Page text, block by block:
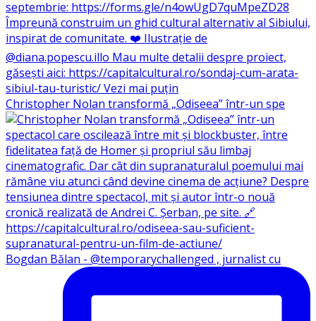
Christopher Nolan transformă „Odiseea” într-un spe
Bogdan Bălan - @temporarychallenged , jurnalist cu